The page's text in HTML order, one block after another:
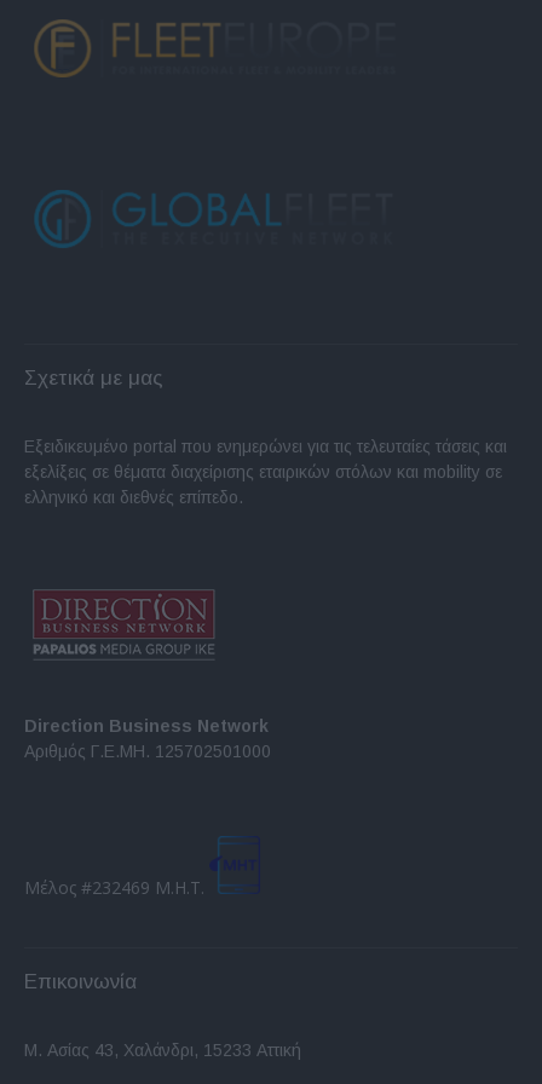
Σχετικά με μας
Εξειδικευμένο portal που ενημερώνει για τις τελευταίες τάσεις και
εξελίξεις σε θέματα διαχείρισης εταιρικών στόλων και mobility σε
ελληνικό και διεθνές επίπεδο.
Direction Business Network
Αριθμός Γ.Ε.ΜΗ. 125702501000
Μέλος #232469 Μ.Η.Τ.
Επικοινωνία
Μ. Ασίας 43, Χαλάνδρι, 15233 Αττική